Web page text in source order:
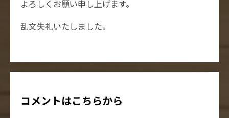
よろしくお願い申し上げます。
乱文失礼いたしました。
コメントはこちらから